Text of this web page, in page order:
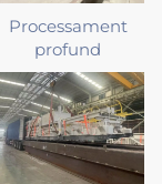
Processament
profund